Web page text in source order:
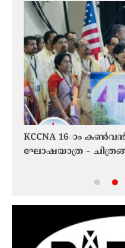
KCCNA 16ാം
ഘോഷയാത്ര –